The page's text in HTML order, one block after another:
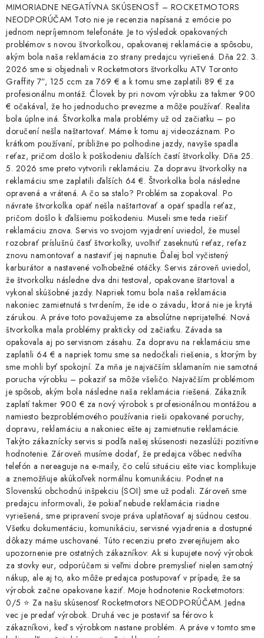
MIMORIADNE NEGATÍVNA SKÚSENOSŤ – ROCKETMOTORS
NEODPORÚČAM Toto nie je recenzia napísaná z emócie po
jednom nepríjemnom telefonáte. Je to výsledok opakovaných
problémov s novou štvorkolkou, opakovanej reklamácie a spôsobu,
akým bola naša reklamácia zo strany predajcu vyriešená. Dňa 22. 3.
2026 sme si objednali v Rocketmotors štvorkolku ATV Toronto
Graffity 7”, 125 ccm za 769 € a k tomu sme zaplatili 89 € za
profesionálnu montáž. Človek by pri novom výrobku za takmer 900
€ očakával, že ho jednoducho prevezme a môže používať. Realita
bola úplne iná. Štvorkolka mala problémy už od začiatku – po
doručení nešla naštartovať. Máme k tomu aj videozáznam. Po
krátkom používaní, približne po polhodine jazdy, navyše spadla
reťaz, pričom došlo k poškodeniu ďalších častí štvorkolky. Dňa 25.
5. 2026 sme preto vytvorili reklamáciu. Za dopravu štvorkolky na
reklamáciu sme zaplatili ďalších 64 €. Štvorkolka bola následne
opravená a vrátená. A čo sa stalo? Problém sa zopakoval. Po
návrate štvorkolka opäť nešla naštartovať a opäť spadla reťaz,
pričom došlo k ďalšiemu poškodeniu. Museli sme teda riešiť
reklamáciu znova. Servis vo svojom vyjadrení uviedol, že musel
rozobrať príslušnú časť štvorkolky, uvoľniť zaseknutú reťaz, reťaz
znovu namontovať a nastaviť jej napnutie. Ďalej bol vyčistený
karburátor a nastavené voľnobežné otáčky. Servis zároveň uviedol,
že štvorkolku následne dva dni testoval, opakovane štartoval a
vykonal skúšobné jazdy. Napriek tomu bola naša reklamácia
nakoniec zamietnutá s tvrdením, že ide o závadu, ktorá nie je krytá
zárukou. A práve toto považujeme za absolútne neprijateľné. Nová
štvorkolka mala problémy prakticky od začiatku. Závada sa
opakovala aj po servisnom zásahu. Za dopravu na reklamáciu sme
zaplatili 64 € a napriek tomu sme sa nedočkali riešenia, s ktorým by
sme mohli byť spokojní. Za mňa je najväčším sklamaním nie samotná
porucha výrobku – pokaziť sa môže všeličo. Najväčším problémom
je spôsob, akým bola následne naša reklamácia riešená. Zákazník
zaplatí takmer 900 € za nový výrobok s profesionálnou montážou a
namiesto bezproblémového používania rieši opakované poruchy,
dopravu, reklamáciu a nakoniec ešte aj zamietnutie reklamácie.
Takýto zákaznícky servis si podľa našej skúsenosti nezaslúži pozitívne
hodnotenie. Zároveň musíme dodať, že predajca vôbec nedvíha
telefón a nereaguje na e-maily, čo celú situáciu ešte viac komplikuje
a znemožňuje akúkoľvek normálnu komunikáciu. Podnet na
Slovenskú obchodnú inšpekciu (SOI) sme už podali. Zároveň sme
predajcu informovali, že pokiaľ nebude reklamácia riadne
vyriešená, sme pripravení svoje práva uplatňovať aj súdnou cestou.
Všetku dokumentáciu, komunikáciu, servisné vyjadrenia a dostupné
dôkazy máme uschované. Túto recenziu preto zverejňujem ako
upozornenie pre ostatných zákazníkov: Ak si kupujete nový výrobok
za stovky eur, odporúčam si veľmi dobre premyslieť nielen samotný
nákup, ale aj to, ako môže predajca postupovať v prípade, že sa
výrobok začne opakovane kaziť. Moje hodnotenie Rocketmotors:
0/5 ⭐ Za našu skúsenosť Rocketmotors NEODPORÚČAM. Jedna
vec je predať výrobok. Druhá vec je postaviť sa férovo k
zákazníkovi, keď s výrobkom nastane problém. A práve v tomto sme